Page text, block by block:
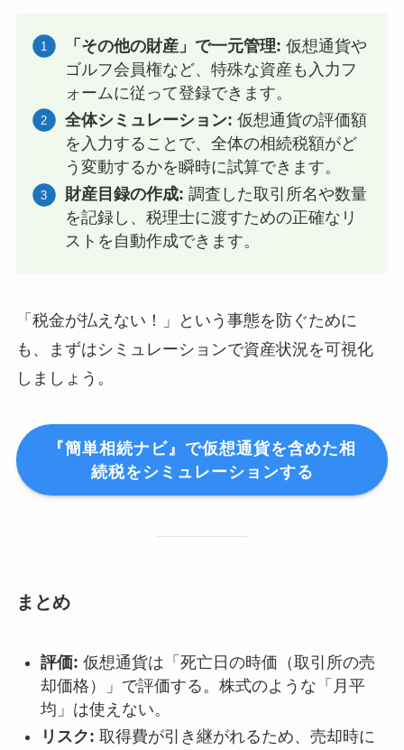
「その他の財産」で一元管理: 仮想通貨や
ゴルフ会員権など、特殊な資産も入力フ
ォームに従って登録できます。
全体シミュレーション: 仮想通貨の評価額
を入力することで、全体の相続税額がど
う変動するかを瞬時に試算できます。
財産目録の作成: 調査した取引所名や数量
を記録し、税理士に渡すための正確なリ
ストを自動作成できます。
「税金が払えない！」という事態を防ぐために
も、まずはシミュレーションで資産状況を可視化
しましょう。
『簡単相続ナビ』で仮想通貨を含めた相
続税をシミュレーションする
まとめ
評価: 仮想通貨は「死亡日の時価（取引所の売
却価格）」で評価する。株式のような「月平
均」は使えない。
リスク: 取得費が引き継がれるため、売却時に